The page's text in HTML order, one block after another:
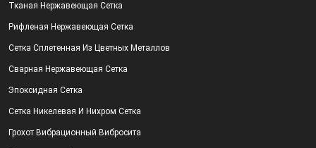
Тканая Нержавеющая Сетка
Рифленая Нержавеющая Сетка
Сетка Сплетенная Из Цветных Металлов
Сварная Нержавеющая Сетка
Эпоксидная Сетка
Сетка Никелевая И Нихром Сетка
Грохот Вибрационный Вибросита